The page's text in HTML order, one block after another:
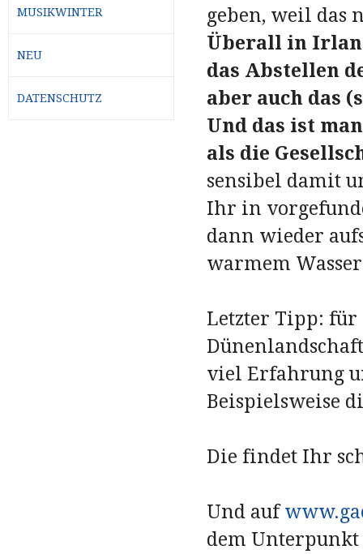
geben, weil das
Überall in
das Abstellen
aber auch das
Und das ist
als die
sensibel damit
Ihr in
dann wieder
warmem
Letzter Tipp: für
viel Erfahrung
Beispielsweise
Die findet Ihr
Und auf
dem
MUSIKWINTER
NEU
DATENSCHUTZ